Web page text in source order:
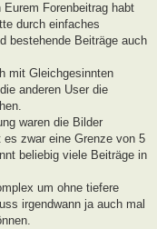
Forenbeitrag habt
durch einfaches
bestehende Beiträge auch
mit Gleichgesinnten
anderen User die
waren die Bilder
zwar eine Grenze von 5
beliebig viele Beiträge in
um ohne tiefere
irgendwann ja auch mal